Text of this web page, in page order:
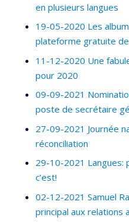
en plusieurs langues
19-05-2020 Les
plateforme gratuite
11-12-2020 Une
pour 2020
09-09-2021
poste de secrétaire
27-09-2021 Journée
réconciliation
29-10-2021 Langues:
c’est!
02-12-2021 Samuel
principal aux relations